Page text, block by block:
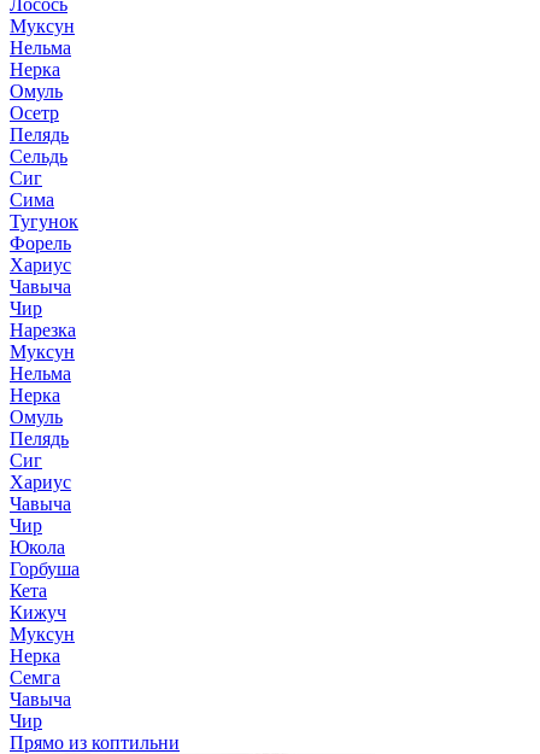
Лосось
Муксун
Нельма
Нерка
Омуль
Осетр
Пелядь
Сельдь
Сиг
Сима
Тугунок
Форель
Хариус
Чавыча
Чир
Нарезка
Муксун
Нельма
Нерка
Омуль
Пелядь
Сиг
Хариус
Чавыча
Чир
Юкола
Горбуша
Кета
Кижуч
Муксун
Нерка
Семга
Чавыча
Чир
Прямо из коптильни